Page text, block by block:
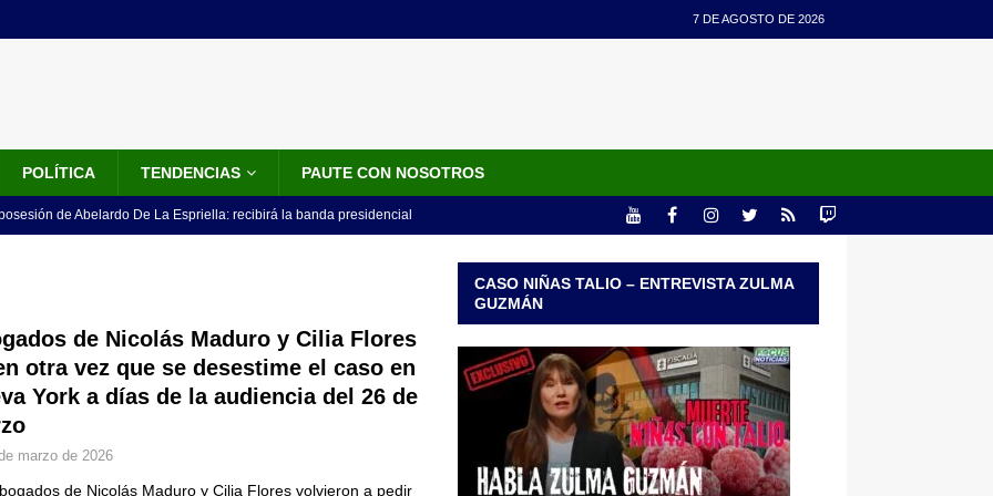
7 DE AGOSTO DE 2026
POLÍTICA TENDENCIAS PAUTE CON NOSOTROS
de Abelardo De La Espriella: recibirá la banda presidencial
no asistirá a la posesión de Abelardo de la Espriella y llama a
LO ÚLTIMO
detrás de la banda presidencial que portará Abelardo De La
de un sastre colombiano reconocido en el mundo LO
Fiscalía amplía investigación por presunto lavado de activos y
de Nicolás Maduro y Cilia Flores
otra vez que se desestime el caso en
York a días de la audiencia del 26 de
marzo de 2026
de Nicolás Maduro y Cilia Flores volvieron a pedir
CASO NIÑAS TALIO – ENTREVISTA ZULMA
GUZMÁN